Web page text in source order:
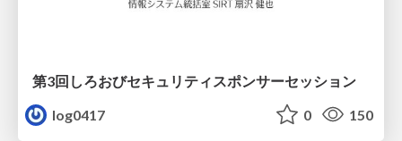
第3回しろおびセキュリティスポンサーセッション
log0417
0 150